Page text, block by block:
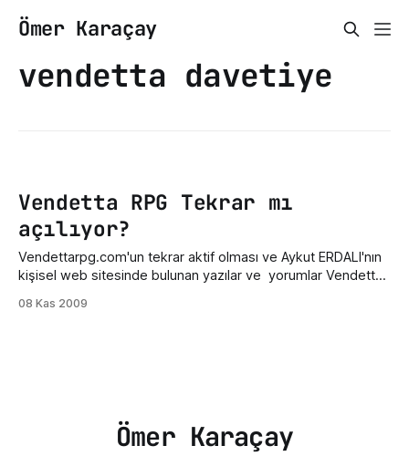
Ömer Karaçay
vendetta davetiye
Vendetta RPG Tekrar mı
açılıyor?
Vendettarpg.com'un tekrar aktif olması ve Aykut ERDALI'nın
kişisel web sitesinde bulunan yazılar ve yorumlar Vendetta
ile kayıt olunacak sanırım. Vendetta RPG'nin tekrar açılmasını
08 Kas 2009
Ömer Karaçay